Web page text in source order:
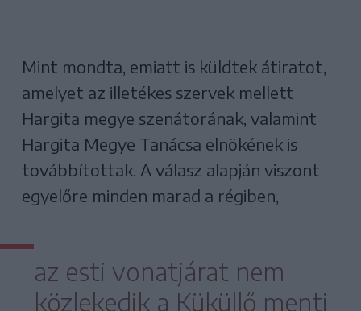
Mint mondta, emiatt is küldtek átiratot,
amelyet az illetékes szervek mellett
Hargita megye szenátorának, valamint
Hargita Megye Tanácsa elnökének is
továbbítottak. A válasz alapján viszont
egyelőre minden marad a régiben,
az esti vonatjárat nem
közlekedik a Küküllő menti